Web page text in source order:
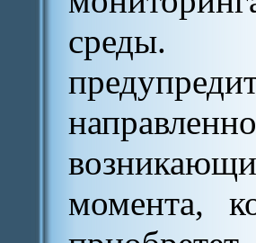
среды.
момента,